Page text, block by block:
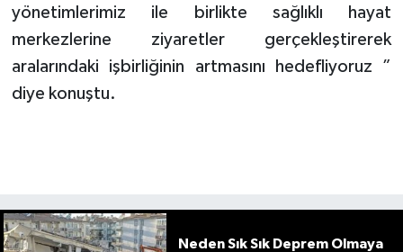
yönetimlerimiz ile birlikte sağlıklı hayat
merkezlerine ziyaretler gerçekleştirerek
aralarındaki işbirliğinin artmasını hedefliyoruz ”
diye konuştu.
Neden Sık Sık Deprem Olmaya